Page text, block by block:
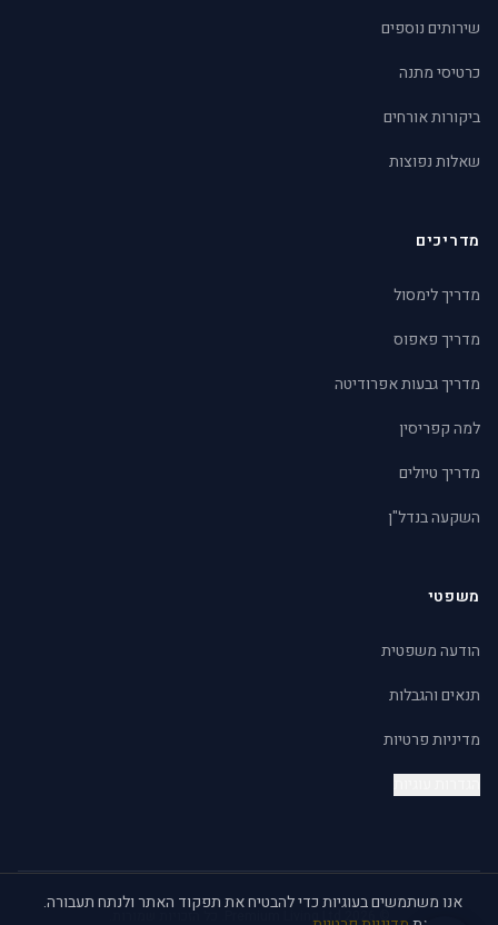
שירותים נוספים
כרטיסי מתנה
ביקורות אורחים
שאלות נפוצות
מדריכים
מדריך לימסול
מדריך פאפוס
מדריך גבעות אפרודיטה
למה קפריסין
מדריך טיולים
השקעה בנדל"ן
משפטי
הודעה משפטית
תנאים והגבלות
מדיניות פרטיות
© 2026 Premium Living Ltd. כל הזכויות שמורות.
אנו משתמשים בעוגיות כדי להבטיח את תפקוד האתר ולנתח תעבורה.